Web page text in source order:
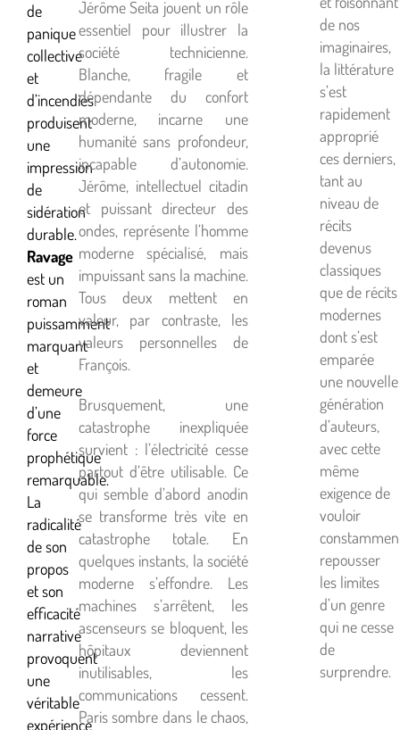
de
panique
collective
et
d’incendies
produisent
une
impression
de
sidération
durable.
Ravage
est un
roman
puissamment
marquant
et
demeure
d’une
force
prophétique
remarquable.
La
radicalité
de son
propos
et son
efficacité
narrative
provoquent
une
véritable
expérience
Jérôme Seita jouent un rôle
essentiel pour illustrer la
société technicienne.
Blanche, fragile et
dépendante du confort
moderne, incarne une
humanité sans profondeur,
incapable d’autonomie.
Jérôme, intellectuel citadin
et puissant directeur des
ondes, représente l’homme
moderne spécialisé, mais
impuissant sans la machine.
Tous deux mettent en
valeur, par contraste, les
valeurs personnelles de
François.
Brusquement, une
catastrophe inexpliquée
survient : l’électricité cesse
partout d’être utilisable. Ce
qui semble d’abord anodin
se transforme très vite en
catastrophe totale. En
quelques instants, la société
moderne s’effondre. Les
machines s’arrêtent, les
ascenseurs se bloquent, les
hôpitaux deviennent
inutilisables, les
communications cessent.
Paris sombre dans le chaos,
de nos
imaginaires,
la littérature
s’est
rapidement
approprié
ces derniers,
tant au
niveau de
récits
devenus
classiques
que de récits
modernes
dont s’est
emparée
une nouvelle
génération
d’auteurs,
avec cette
même
exigence de
vouloir
repousser
les limites
d’un genre
qui ne cesse
de
surprendre.